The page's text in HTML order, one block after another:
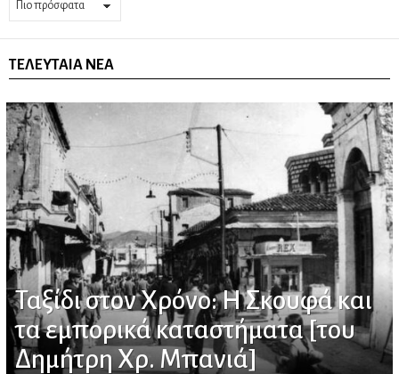
ΤΕΛΕΥΤΑΊΑ ΝΈΑ
Ταξίδι στον Χρόνο: Η Σκουφά και
τα εμπορικά καταστήματα [του
Δημήτρη Χρ. Μπανιά]